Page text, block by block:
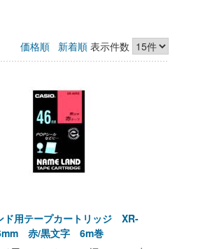
価格順 新着順 表示件数
ド用テープカートリッジ XR-
赤/黒文字 6m巻